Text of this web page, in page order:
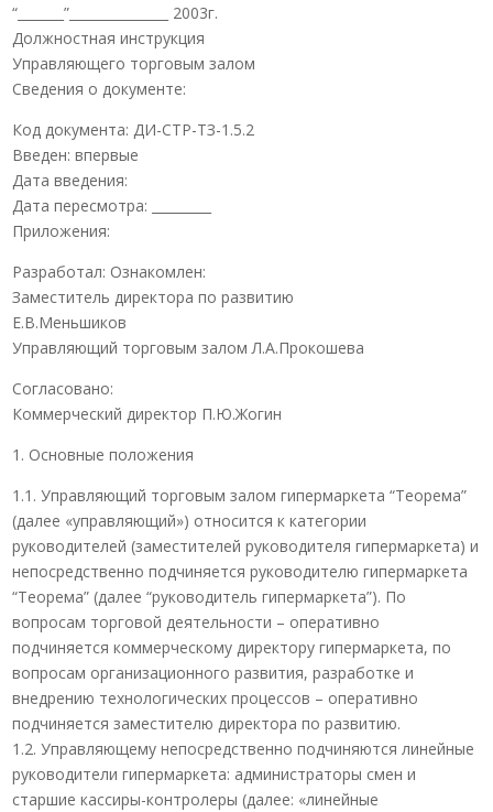
“_______”_______________ 2003г.
Должностная инструкция
Управляющего торговым залом
Сведения о документе:
Код документа: ДИ-СТР-ТЗ-1.5.2
Введен: впервые
Дата введения:
Дата пересмотра: _________
Приложения:
Разработал: Ознакомлен:
Заместитель директора по развитию
Е.В.Меньшиков
Управляющий торговым залом Л.А.Прокошева
Согласовано:
Коммерческий директор П.Ю.Жогин
1. Основные положения
1.1. Управляющий торговым залом гипермаркета “Теорема”
(далее «управляющий») относится к категории
руководителей (заместителей руководителя гипермаркета) и
непосредственно подчиняется руководителю гипермаркета
“Теорема” (далее “руководитель гипермаркета”). По
вопросам торговой деятельности – оперативно
подчиняется коммерческому директору гипермаркета, по
вопросам организационного развития, разработке и
внедрению технологических процессов – оперативно
подчиняется заместителю директора по развитию.
1.2. Управляющему непосредственно подчиняются линейные
руководители гипермаркета: администраторы смен и
старшие кассиры-контролеры (далее: «линейные